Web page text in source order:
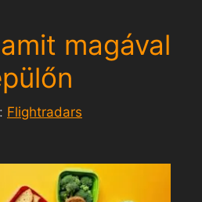
magával
Flightradars